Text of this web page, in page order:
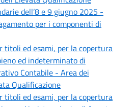
dell’8 e 9 giugno 2025 -
per i componenti di
titoli ed esami, per la copertura
ed indeterminato di
Contabile - Area dei
Qualificazione
titoli ed esami, per la copertura